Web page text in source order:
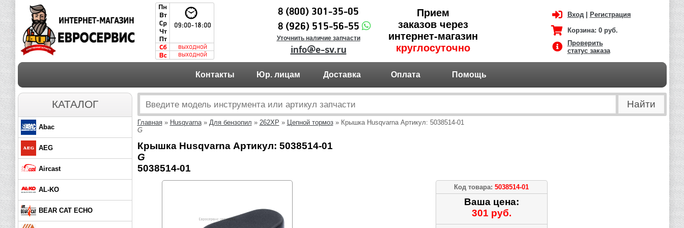
8 (800) 301-35-05
Прием
заказов через
интернет-магазин
круглосуточно
8 (926) 515-56-55
Уточнить наличие запчасти
info@e-sv.ru
Вход| Регистрация
Корзина: 0 руб.
Проверить
статус заказа
Контакты Юр. лицам Доставка Оплата Помощь
КАТАЛОГ
Abac
AEG
Aircast
AL-KO
BEAR CAT ECHO
Главная» Husqvarna» Для бензопил » 262XP » Цепной тормоз» Крышка Husqvarna Артикул: 5038514-01
G
Крышка Husqvarna Артикул: 5038514-01
G
5038514-01
Код товара: 5038514-01
Ваша цена:
301 руб.